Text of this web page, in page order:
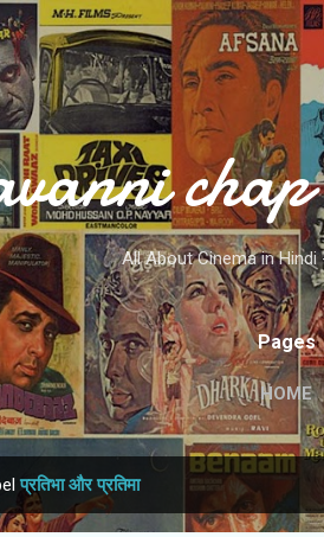
Skip to main
All About Cinema in Hindi -
Pages
HOME
प्रतिभा और प्रतिमा